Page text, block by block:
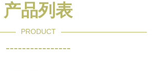
产品列表
PRODUCT
----------------